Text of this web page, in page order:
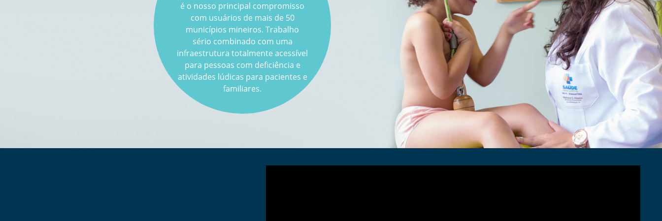
é o nosso principal compromisso
com usuários de mais de 50
municípios mineiros. Trabalho
sério combinado com uma
infraestrutura totalmente acessível
para pessoas com deficiência e
atividades lúdicas para pacientes e
familiares.